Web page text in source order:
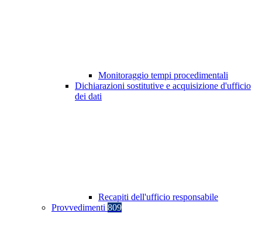
Monitoraggio tempi procedimentali
Dichiarazioni sostitutive e acquisizione d'ufficio
dei dati
Recapiti dell'ufficio responsabile
Provvedimenti 809